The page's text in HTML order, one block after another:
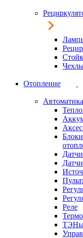
Отопление
Реле
ТЭНы